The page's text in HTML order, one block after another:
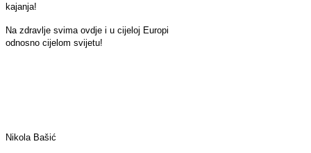
kajanja!
Na zdravlje svima ovdje i u cijeloj Europi
odnosno cijelom svijetu!
Nikola Bašić